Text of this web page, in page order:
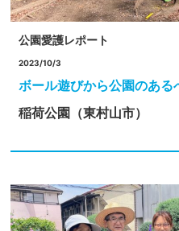
公園愛護レポート
2023/10/3
ボール遊びから公園のある
稲荷公園（東村山市）